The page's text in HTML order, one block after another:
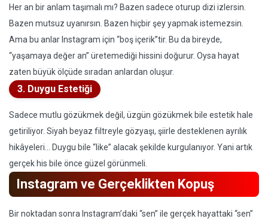
Her an bir anlam taşımalı mı? Bazen sadece oturup dizi izlersin.
Bazen mutsuz uyanırsın. Bazen hiçbir şey yapmak istemezsin.
Ama bu anlar Instagram için “boş içerik”tir. Bu da bireyde,
“yaşamaya değer an” üretemediği hissini doğurur. Oysa hayat
zaten büyük ölçüde sıradan anlardan oluşur.
3. Duygu Estetiği
Sadece mutlu gözükmek değil, üzgün gözükmek bile estetik hale
getiriliyor. Siyah beyaz filtreyle gözyaşı, şiirle desteklenen ayrılık
hikâyeleri… Duygu bile “like” alacak şekilde kurgulanıyor. Yani artık
gerçek his bile önce güzel görünmeli.
Instagram ve Gerçeklikten Kopuş
Bir noktadan sonra Instagram’daki “sen” ile gerçek hayattaki “sen”